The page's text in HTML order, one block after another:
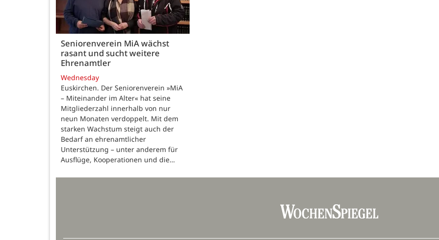
Seniorenverein MiA wächst
rasant und sucht weitere
Ehrenamtler
Wednesday
Euskirchen. Der Seniorenverein »MiA
– Miteinander im Alter« hat seine
Mitgliederzahl innerhalb von nur
neun Monaten verdoppelt. Mit dem
starken Wachstum steigt auch der
Bedarf an ehrenamtlicher
Unterstützung – unter anderem für
Ausflüge, Kooperationen und die…